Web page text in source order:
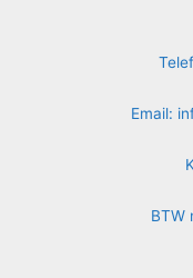
Email:
BTW